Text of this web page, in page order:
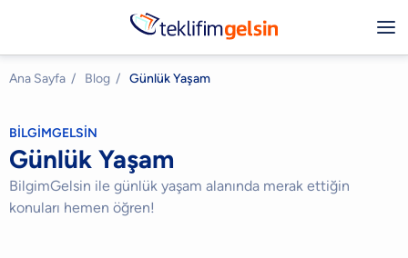
Ana Sayfa / Blog / Günlük Yaşam
BİLGİMGELSİN
Günlük Yaşam
BilgimGelsin ile günlük yaşam alanında merak ettiğin
konuları hemen öğren!